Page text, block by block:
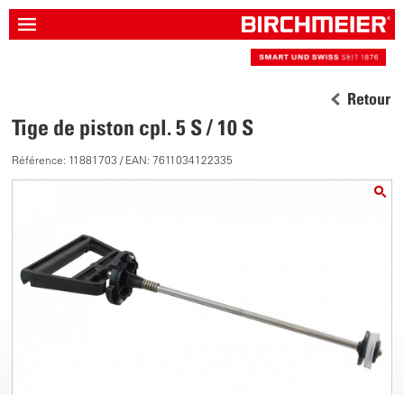
Retour
Tige de piston cpl. 5 S / 10 S
Référence: 11881703 / EAN: 7611034122335